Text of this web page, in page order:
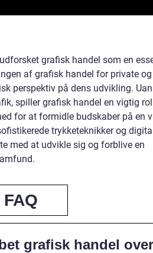
grafisk handel som en
af grafisk handel for private og
perspektiv på dens udvikling.
spiller grafisk handel en vigtig
for at formidle budskaber på en
trykketeknikker og
med at udvikle sig og forblive en
FAQ
grafisk handel